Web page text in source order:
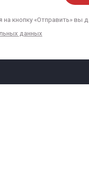
кнопку «Отправить» вы
данных